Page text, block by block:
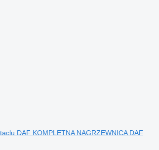
DAF KOMPLETNA NAGRZEWNICA DAF